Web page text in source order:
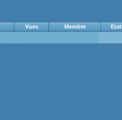
Vues Membre
Etat